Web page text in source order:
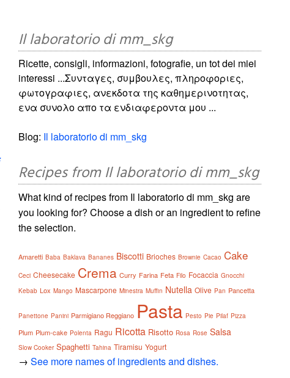
Il laboratorio di mm_skg
Ricette, consigli, informazioni, fotografie, un tot dei miei
interessi ...Συνταγες, συμβουλες, πληροφοριες,
φωτογραφιες, ανεκδοτα της καθημερινοτητας,
ενα συνολο απο τα ενδιαφεροντα μου ...
Blog: Il laboratorio di mm_skg
Recipes from Il laboratorio di mm_skg
What kind of recipes from Il laboratorio di mm_skg are
you looking for? Choose a dish or an ingredient to refine
the selection.
Amaretti Baba Baklava Bananes Biscotti Brioches Brownie Cacao Cake
Ceci Cheesecake Crema Curry Farina Feta Filo Focaccia Gnocchi
Kebab Lox Mango Mascarpone Minestra Muffin Nutella Olive Pan Pancetta
Panettone Panini Parmigiano Reggiano Pasta Pesto Pie Pilaf Pizza
Plum Plum-cake Polenta Ragu Ricotta Risotto Rosa Rose Salsa
Slow Cooker Spaghetti Tahina Tiramisu Yogurt
→See more names of ingredients and dishes.